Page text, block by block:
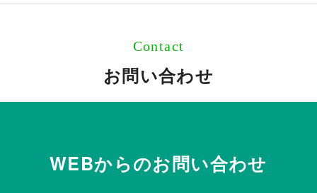
Contact
お問い合わせ
WEBからのお問い合わせ